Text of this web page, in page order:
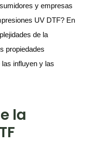
y empresas
UV DTF? En
de la
propiedades
influyen y las
la